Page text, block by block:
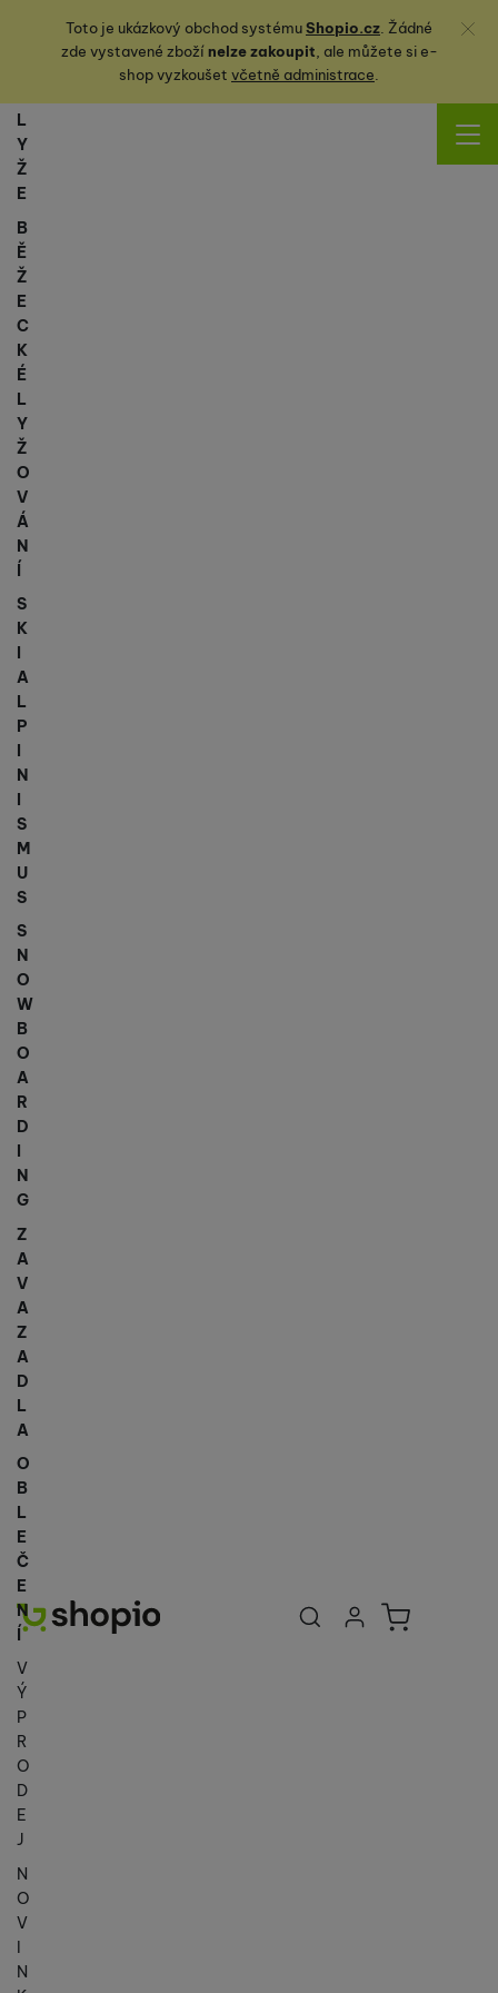
Toto je ukázkový obchod systémuShopio.cz. Žádné
zde vystavené zbožínelze zakoupit, ale můžete sie-
shop vyzkoušet včetně administrace.
Zavřít
Uživatelská
Přihlásit se
Košík
L
Y
Ž
E
B
Ě
Ž
E
C
K
É
L
Y
Ž
O
V
Á
N
Í
S
K
I
A
L
P
I
N
I
S
M
U
S
S
N
O
W
B
O
A
R
D
N
G
Z
A
V
A
Z
A
D
L
A
O
B
L
E
Č
E
N
Í
V
Ý
P
R
O
D
E
J
N
O
V
I
N